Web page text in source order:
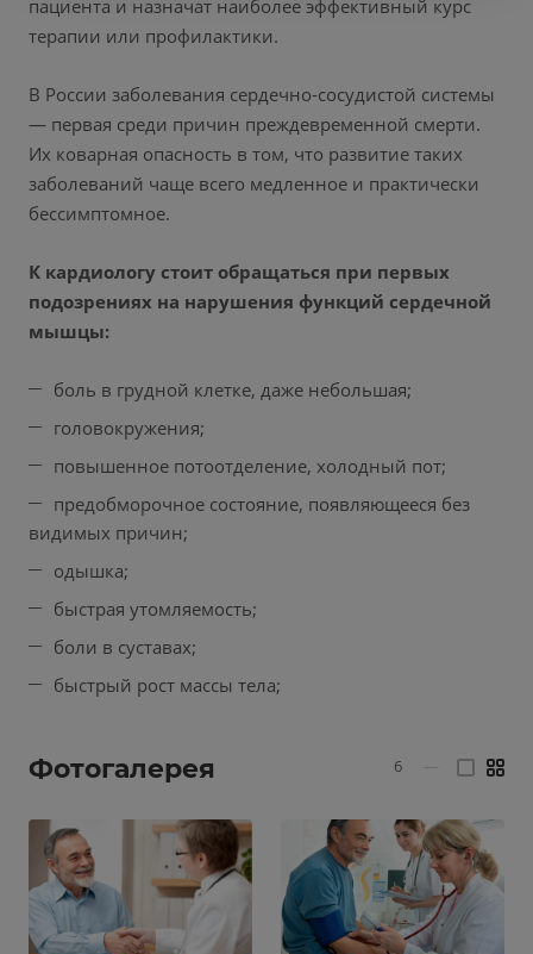
пациента и назначат наиболее эффективный курс
терапии или профилактики.
В России заболевания сердечно-сосудистой системы
— первая среди причин преждевременной смерти.
Их коварная опасность в том, что развитие таких
заболеваний чаще всего медленное и практически
бессимптомное.
К кардиологу стоит обращаться при первых
подозрениях на нарушения функций сердечной
мышцы:
боль в грудной клетке, даже небольшая;
головокружения;
повышенное потоотделение, холодный пот;
предобморочное состояние, появляющееся без
видимых причин;
одышка;
быстрая утомляемость;
боли в суставах;
быстрый рост массы тела;
Фотогалерея 6 —